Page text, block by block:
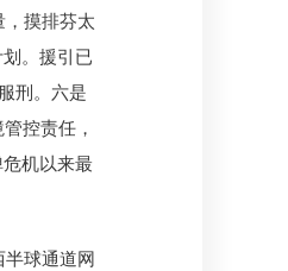
，摸排芬太
。援引已
刑。六是
控责任，
机以来最
球通道网